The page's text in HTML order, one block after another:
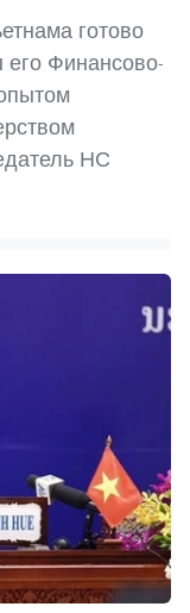
готово
его Финансово-
НС